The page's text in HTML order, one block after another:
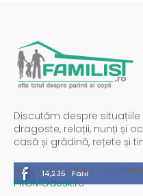
Discutăm despre
dragoste, relații, nunți și
casă și grădină, rețete și
14,235 Fani
Spații publicitare /
PROMOdesk.ro